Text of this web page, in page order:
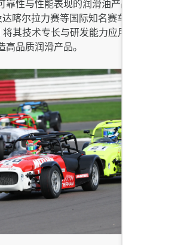
靠性与性能表现的润滑油产品。作为勒
喀尔拉力赛等国际知名赛车赛事的长
其技术专长与研发能力应用于为多种
高品质润滑产品。